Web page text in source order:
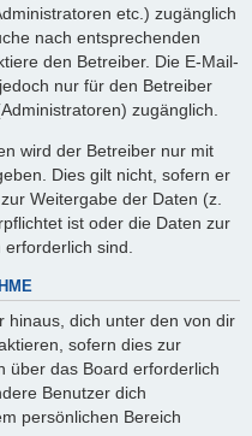
etc.) zugänglich
nach entsprechenden
den Betreiber. Die E-Mail-
nur für den Betreiber
zugänglich.
wird der Betreiber nur mit
Dies gilt nicht, sofern er
Weitergabe der Daten (z.
ist oder die Daten zur
sind.
hinaus, dich unter den von dir
sofern dies zur
über das Board erforderlich
Benutzer dich
persönlichen Bereich